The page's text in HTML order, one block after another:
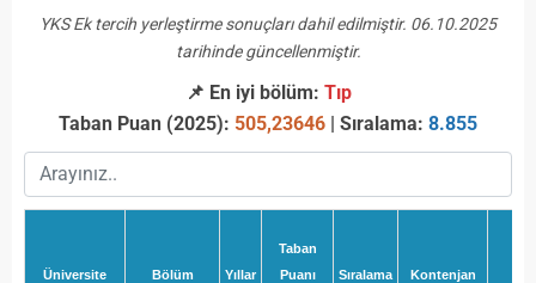
YKS Ek tercih yerleştirme sonuçları dahil edilmiştir. 06.10.2025
tarihinde güncellenmiştir.
📌 En iyi bölüm: Tıp
Taban Puan (2025): 505,23646 | Sıralama: 8.855
Üniversite Bölüm Yıllar
Taban
Puanı
Sıralama Kontenjan